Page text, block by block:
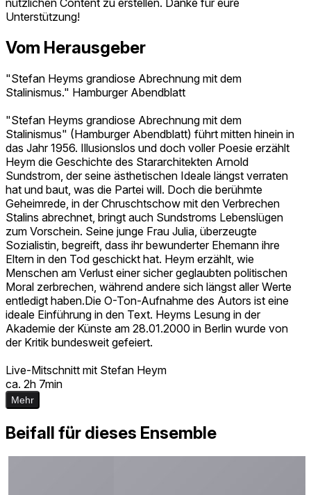
Unterstützung!
Vom Herausgeber
"Stefan Heyms grandiose Abrechnung mit dem
Stalinismus." Hamburger Abendblatt
"Stefan Heyms grandiose Abrechnung mit dem
Stalinismus" (Hamburger Abendblatt) führt mitten hinein in
das Jahr 1956. Illusionslos und doch voller Poesie erzählt
Heym die Geschichte des Stararchitekten Arnold
Sundstrom, der seine ästhetischen Ideale längst verraten
hat und baut, was die Partei will. Doch die berühmte
Geheimrede, in der Chruschtschow mit den Verbrechen
Stalins abrechnet, bringt auch Sundstroms Lebenslügen
zum Vorschein. Seine junge Frau Julia, überzeugte
Sozialistin, begreift, dass ihr bewunderter Ehemann ihre
Eltern in den Tod geschickt hat. Heym erzählt, wie
Menschen am Verlust einer sicher geglaubten politischen
Moral zerbrechen, während andere sich längst aller Werte
entledigt haben.Die O-Ton-Aufnahme des Autors ist eine
ideale Einführung in den Text. Heyms Lesung in der
Akademie der Künste am 28.01.2000 in Berlin wurde von
der Kritik bundesweit gefeiert.
Live-Mitschnitt mit Stefan Heym
ca. 2h 7min
Mehr
Beifall für dieses Ensemble